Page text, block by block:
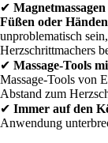
✔
Füßen oder Händen
unproblematisch
Herzschrittmachers
✔ Massage-Tools
Massage-Tools von
Abstand zum
✔ Immer auf den
Anwendung